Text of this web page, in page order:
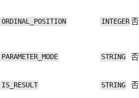
ORDINAL_POSITION INTEGER 否
PARAMETER_MODE STRING 否
IS_RESULT STRING 否